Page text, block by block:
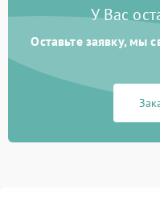
У Вас
Оставьте заявку, мы